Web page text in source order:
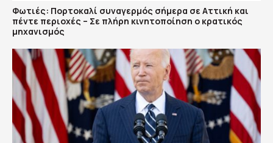
Φωτιές: Πορτοκαλί συναγερμός σήμερα σε Αττική και
πέντε περιοχές – Σε πλήρη κινητοποίηση ο κρατικός
μηχανισμός